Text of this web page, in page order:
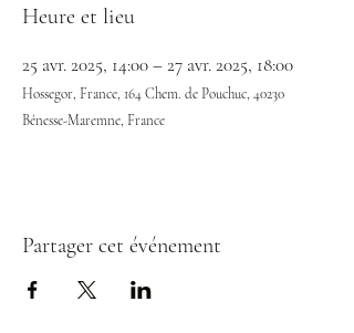
Heure et lieu
25 avr. 2025, 14:00 – 27 avr. 2025, 18:00
Hossegor, France, 164 Chem. de Pouchuc, 40230
Bénesse-Maremne, France
Partager cet événement